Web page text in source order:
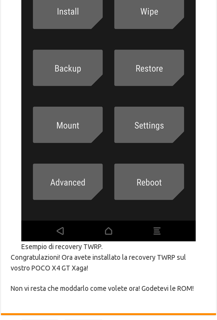
Esempio di recovery TWRP.
Congratulazioni! Ora avete installato la recovery TWRP sul
vostro POCO X4 GT Xaga!
Non vi resta che moddarlo come volete ora! Godetevi le ROM!